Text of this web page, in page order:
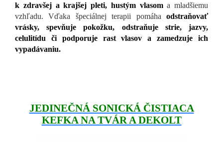
k zdravšej a krajšej pleti, hustým vlasoma mladšiemu
vzhľadu. Vďaka špeciálnej terapii pomáha odstraňovať
vrásky, spevňuje pokožku, odstraňuje strie, jazvy,
celulitídu či podporuje rast vlasov a zamedzuje ich
vypadávaniu.
JEDINEČNÁ SONICKÁ ČISTIACA
KEFKA NA TVÁR A DEKOLT